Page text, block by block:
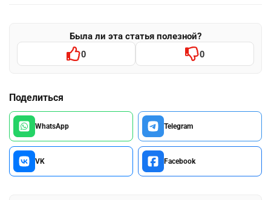
Была ли эта статья полезной?
0 0
Поделиться
WhatsApp Telegram
VK Facebook